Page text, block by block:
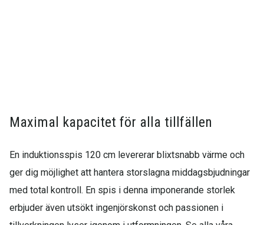
Maximal kapacitet för alla tillfällen
En induktionsspis 120 cm levererar blixtsnabb värme och
ger dig möjlighet att hantera storslagna middagsbjudningar
med total kontroll. En spis i denna imponerande storlek
erbjuder även utsökt ingenjörskonst och passionen i